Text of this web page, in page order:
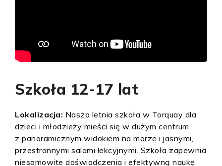
Szkoła 12-17 lat
Lokalizacja: Nasza letnia szkoła w Torquay dla
dzieci i młodzieży mieści się w dużym centrum
z panoramicznym widokiem na morze i jasnymi,
przestronnymi salami lekcyjnymi. Szkoła zapewnia
niesamowite doświadczenia i efektywną naukę